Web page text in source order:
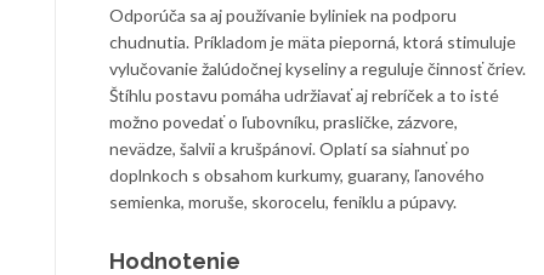
Odporúča sa aj používanie byliniek na podporu
chudnutia. Príkladom je mäta pieporná, ktorá stimuluje
vylučovanie žalúdočnej kyseliny a reguluje činnosť čriev.
Štíhlu postavu pomáha udržiavať aj rebríček a to isté
možno povedať o ľubovníku, prasličke, zázvore,
nevädze, šalvii a krušpánovi. Oplatí sa siahnuť po
doplnkoch s obsahom kurkumy, guarany, ľanového
semienka, moruše, skorocelu, feniklu a púpavy.
Hodnotenie